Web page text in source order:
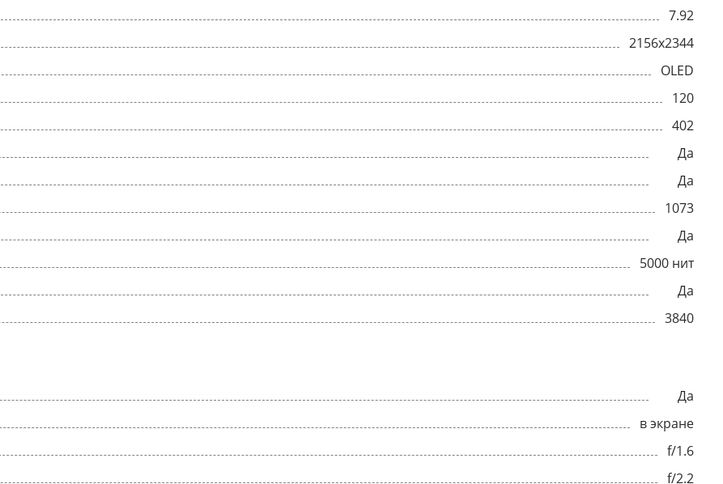
7.92
2156x2344
OLED
120
402
Да
Да
1073
Да
5000 нит
Да
3840
Да
в экране
f/1.6
f/2.2